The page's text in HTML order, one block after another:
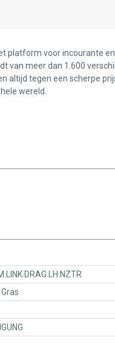
platform voor incourante
van meer dan 1.600
altijd tegen een scherpe
wereld.
- SUBASM.LINK.DRAG.LH.NZTR
f. Gras
BEFESTIGUNG